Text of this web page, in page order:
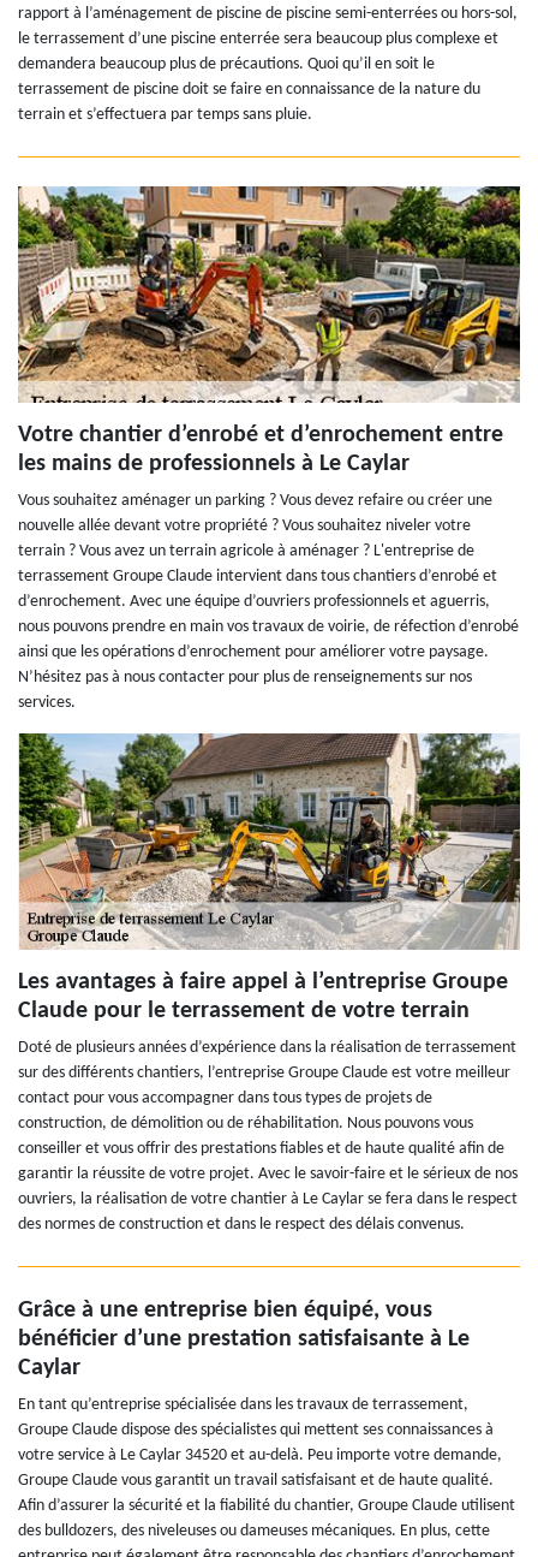
rapport à l’aménagement de piscine de piscine semi-enterrées ou hors-sol,
le terrassement d’une piscine enterrée sera beaucoup plus complexe et
demandera beaucoup plus de précautions. Quoi qu’il en soit le
terrassement de piscine doit se faire en connaissance de la nature du
terrain et s’effectuera par temps sans pluie.
Votre chantier d’enrobé et d’enrochement entre
les mains de professionnels à Le Caylar
Vous souhaitez aménager un parking ? Vous devez refaire ou créer une
nouvelle allée devant votre propriété ? Vous souhaitez niveler votre
terrain ? Vous avez un terrain agricole à aménager ? L'entreprise de
terrassement Groupe Claude intervient dans tous chantiers d’enrobé et
d’enrochement. Avec une équipe d’ouvriers professionnels et aguerris,
nous pouvons prendre en main vos travaux de voirie, de réfection d’enrobé
ainsi que les opérations d’enrochement pour améliorer votre paysage.
N’hésitez pas à nous contacter pour plus de renseignements sur nos
services.
Les avantages à faire appel à l’entreprise Groupe
Claude pour le terrassement de votre terrain
Doté de plusieurs années d’expérience dans la réalisation de terrassement
sur des différents chantiers, l’entreprise Groupe Claude est votre meilleur
contact pour vous accompagner dans tous types de projets de
construction, de démolition ou de réhabilitation. Nous pouvons vous
conseiller et vous offrir des prestations fiables et de haute qualité afin de
garantir la réussite de votre projet. Avec le savoir-faire et le sérieux de nos
ouvriers, la réalisation de votre chantier à Le Caylar se fera dans le respect
des normes de construction et dans le respect des délais convenus.
Grâce à une entreprise bien équipé, vous
bénéficier d’une prestation satisfaisante à Le
Caylar
En tant qu’entreprise spécialisée dans les travaux de terrassement,
Groupe Claude dispose des spécialistes qui mettent ses connaissances à
votre service à Le Caylar 34520 et au-delà. Peu importe votre demande,
Groupe Claude vous garantit un travail satisfaisant et de haute qualité.
Afin d’assurer la sécurité et la fiabilité du chantier, Groupe Claude utilisent
des bulldozers, des niveleuses ou dameuses mécaniques. En plus, cette